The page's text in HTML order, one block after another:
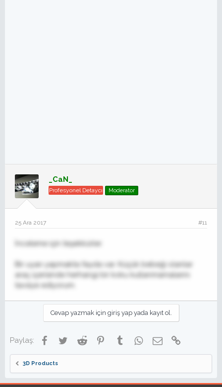
_CaN_
Profesyonel Detaycı Moderator
25 Ara 2017 #11
İnceleme için teşekkürler.
Bir uyarı yapmakta fayda var. Küçük bebeği olanlar
araç içerisinde herhangi bir koku kullanmamalarını
tavsiye ediyorum.
Cevap yazmak için giriş yap yada kayıt ol.
Paylaş: Facebook
TwitterReddit PinterestTumblrWhatsApp
E-posta
3D Products